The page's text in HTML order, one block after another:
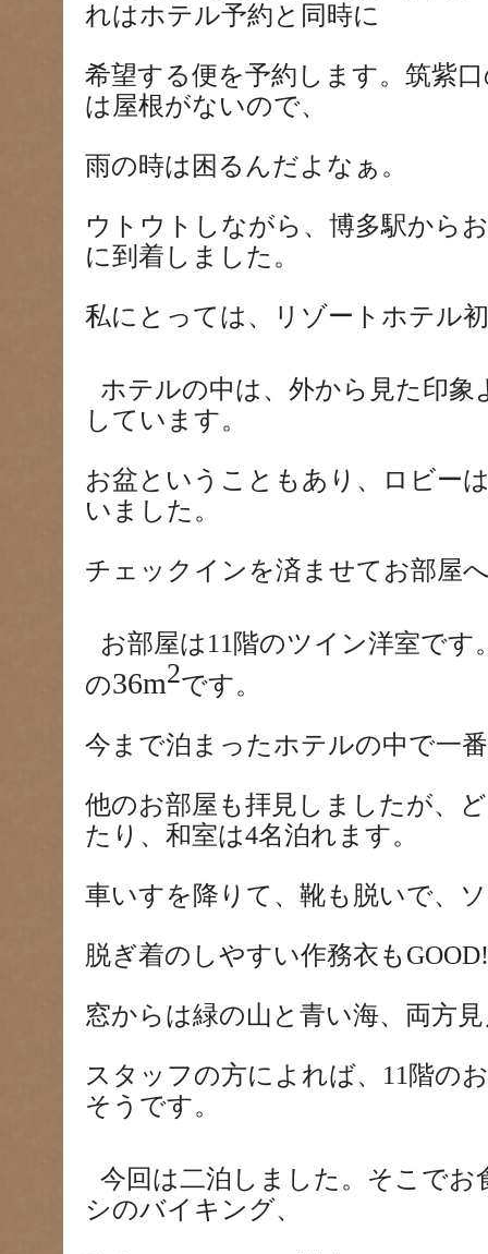
れはホテル予約と同時に
希望する便を予約します。筑紫
は屋根がないので、
雨の時は困るんだよなぁ。
ウトウトしながら、博多駅から
に到着しました。
私にとっては、リゾートホテル
ホテルの中は、外から見た印
しています。
お盆ということもあり、ロビー
いました。
チェックインを済ませてお部屋
お部屋は11 階のツイン洋室です
の36m2です。
今まで泊まったホテルの中で一
他のお部屋も拝見しましたが、
たり、和室は4名泊れます。
車いすを降りて、靴も脱いで、
脱ぎ着のしやすい作務衣もGOOD!
窓からは緑の山と青い海、両方
スタッフの方によれば、 11階の
そうです。
今回は二泊しました。そこでお
シのバイキング、